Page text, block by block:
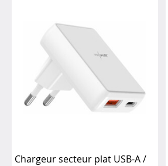
Chargeur secteur plat USB-A /